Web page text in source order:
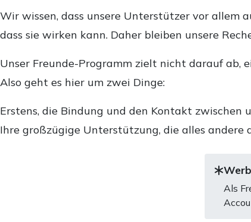
Wir wissen, dass unsere Unterstützer vor allem
dass sie wirken kann. Daher bleiben unsere
Unser Freunde-Programm zielt nicht darauf ab,
Also geht es hier um zwei Dinge:
Erstens, die Bindung und den Kontakt
Ihre großzügige Unterstützung, die alles andere
Als